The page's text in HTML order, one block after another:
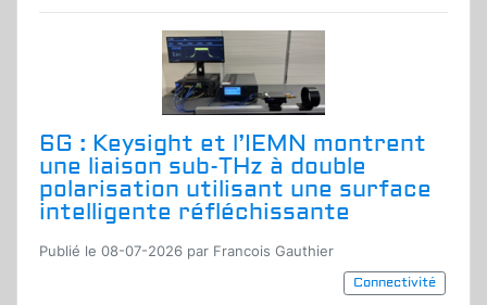
6G : Keysight et l’IEMN montrent
une liaison sub-THz à double
polarisation utilisant une surface
intelligente réfléchissante
Publié le 08-07-2026 par Francois Gauthier
Connectivité